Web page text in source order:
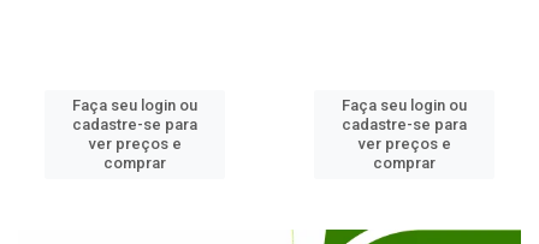
Faça seu login ou
cadastre-se para
ver preços e
comprar
Faça seu login ou
cadastre-se para
ver preços e
comprar